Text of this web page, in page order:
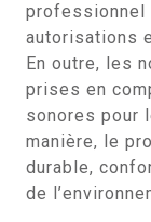
professionnel
autorisations
En outre, les
prises en
sonores pour
manière, le
durable,
de